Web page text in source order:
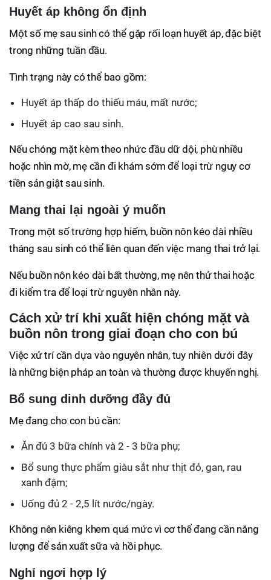
Huyết áp không ổn định
Một số mẹ sau sinh có thể gặp rối loạn huyết áp, đặc biệt
trong những tuần đầu.
Tình trạng này có thể bao gồm:
Huyết áp thấp do thiếu máu, mất nước;
Huyết áp cao sau sinh.
Nếu chóng mặt kèm theo nhức đầu dữ dội, phù nhiều
hoặc nhìn mờ, mẹ cần đi khám sớm để loại trừ nguy cơ
tiền sản giật sau sinh.
Mang thai lại ngoài ý muốn
Trong một số trường hợp hiếm, buồn nôn kéo dài nhiều
tháng sau sinh có thể liên quan đến việc mang thai trở lại.
Nếu buồn nôn kéo dài bất thường, mẹ nên thử thai hoặc
đi kiểm tra để loại trừ nguyên nhân này.
Cách xử trí khi xuất hiện chóng mặt và
buồn nôn trong giai đoạn cho con bú
Việc xử trí cần dựa vào nguyên nhân, tuy nhiên dưới đây
là những biện pháp an toàn và thường được khuyến nghị.
Bổ sung dinh dưỡng đầy đủ
Mẹ đang cho con bú cần:
Ăn đủ 3 bữa chính và 2 - 3 bữa phụ;
Bổ sung thực phẩm giàu sắt như thịt đỏ, gan, rau
xanh đậm;
Uống đủ 2 - 2,5 lít nước/ngày.
Không nên kiêng khem quá mức vì cơ thể đang cần năng
lượng để sản xuất sữa và hồi phục.
Nghỉ ngơi hợp lý